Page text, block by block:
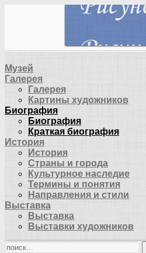
Музей
Галерея
Галерея
Картины художников
Биография
Биография
Краткая биография
История
История
Страны и города
Культурное наследие
Термины и понятия
Направления и стили
Выставка
Выставка
Выставки художников